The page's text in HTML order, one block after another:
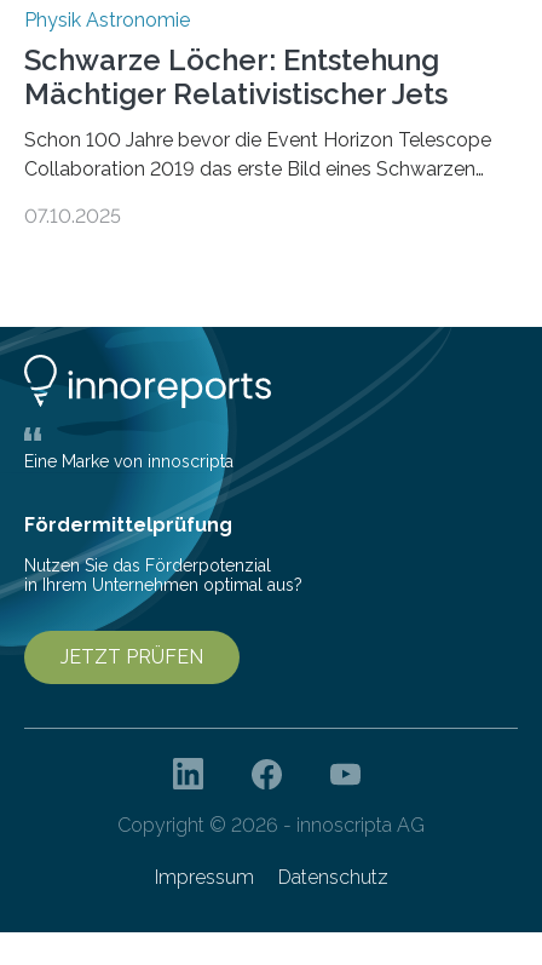
Physik Astronomie
Schwarze Löcher: Entstehung
Mächtiger Relativistischer Jets
Schon 100 Jahre bevor die Event Horizon Telescope
Collaboration 2019 das erste Bild eines Schwarzen
hatte der Astronom Heber Curtis einen seltsamen
werden auch von anderen Schwarzen Löchern
ausgeschickt. Theoretische Astrophysiker der Goethe-
Universität haben jetzt einen numerischen Code
entwickelt, mit dem sie mathematisch hoch präzise
beschreiben…
07.10.2025
Eine Marke von innoscripta
Fördermittelprüfung
Nutzen Sie das Förderpotenzial
in Ihrem Unternehmen optimal aus?
JETZT PRÜFEN
Copyright © 2026 - innoscripta AG
Impressum Datenschutz